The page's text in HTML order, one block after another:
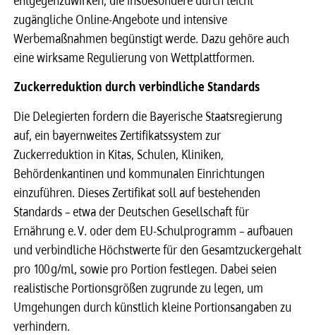
zugängliche Online-Angebote und intensive
Werbemaßnahmen begünstigt werde. Dazu gehöre auch
eine wirksame Regulierung von Wettplattformen.
Zuckerreduktion durch verbindliche Standards
Die Delegierten fordern die Bayerische Staatsregierung
auf, ein bayernweites Zertifikatssystem zur
Zuckerreduktion in Kitas, Schulen, Kliniken,
Behördenkantinen und kommunalen Einrichtungen
einzuführen. Dieses Zertifikat soll auf bestehenden
Standards – etwa der Deutschen Gesellschaft für
Ernährung e. V. oder dem EU-Schulprogramm – aufbauen
und verbindliche Höchstwerte für den Gesamtzuckergehalt
pro 100 g/ml, sowie pro Portion festlegen. Dabei seien
realistische Portionsgrößen zugrunde zu legen, um
Umgehungen durch künstlich kleine Portionsangaben zu
verhindern.